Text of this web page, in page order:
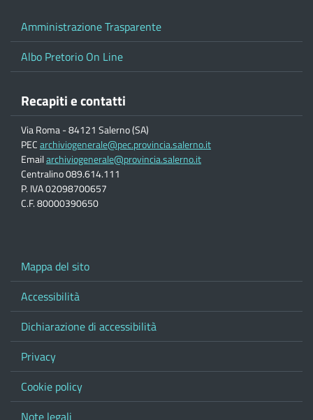
Amministrazione Trasparente
Albo Pretorio On Line
Recapiti e contatti
Via Roma - 84121 Salerno (SA)
PECarchiviogenerale@pec.provincia.salerno.it
Emailarchiviogenerale@provincia.salerno.it
Centralino 089.614.111
P. IVA 02098700657
C.F. 80000390650
Mappa del sito
Accessibilità
Dichiarazione di accessibilità
Privacy
Cookie policy